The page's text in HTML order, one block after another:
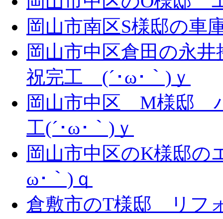
岡山市南区S様邸の車
岡山市中区倉田の永
祝完工 (´･ω･｀)ｙ
岡山市中区 M様邸
工(´･ω･｀)ｙ
岡山市中区のK様邸の
ω･｀)ｑ
倉敷市のT様邸 リフ